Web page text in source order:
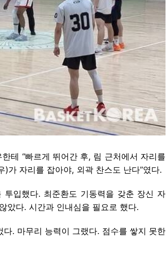
테 “빠르게 뛰어간 후, 림 근처에서 자리를
)가 자리를 잡아야, 외곽 찬스도 난다”였다.
입했다. 최준환도 기동력을 갖춘 장신 자
았다. 시간과 인내심을 필요로 했다.
. 마무리 능력이 그랬다. 점수를 쌓지 못한